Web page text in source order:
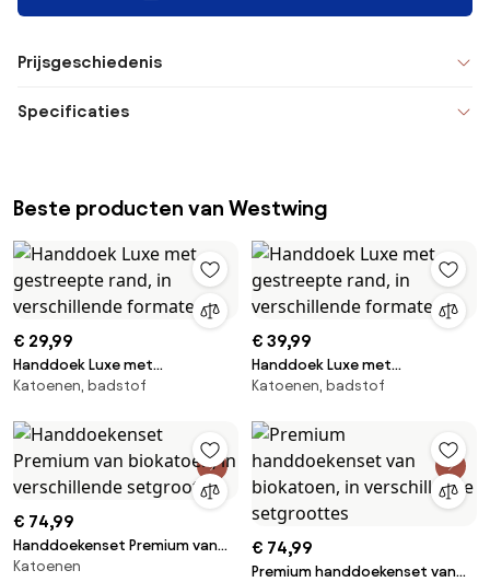
Prijsgeschiedenis
Specificaties
Beste producten van Westwing
€ 29,99
Handdoek Luxe met
gestreepte rand, in
Katoenen, badstof
€ 39,99
Handdoek Luxe met
gestreepte rand, in
Katoenen, badstof
€ 74,99
Handdoekenset Premium van
biokatoen, in verschillende
Katoenen
€ 74,99
Premium handdoekenset van